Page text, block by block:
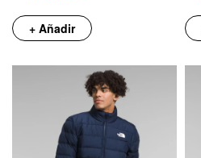
+ Añadir